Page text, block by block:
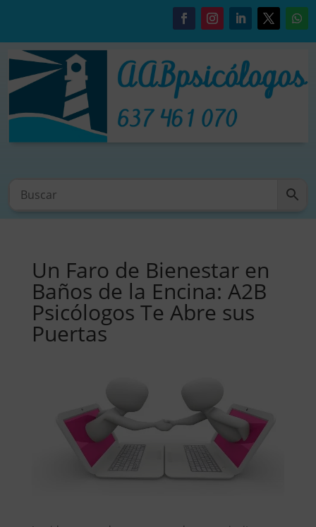
Un Faro de Bienestar en
Baños de la Encina: A2B
Psicólogos Te Abre sus
Puertas